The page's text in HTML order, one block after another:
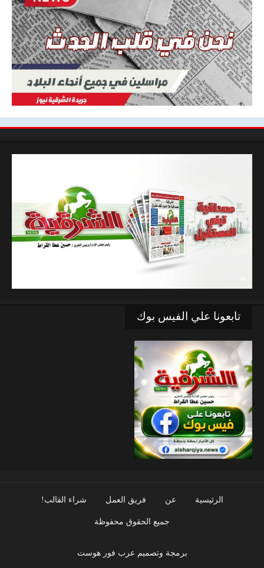
تابعونا علي الفيس بوك
الرئيسية عن فريق العمل شراء القالب!
جميع الحقوق محفوظة
برمجة وتصميم عرب فور هوست